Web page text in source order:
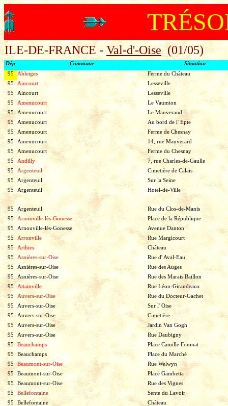
ILE-DE-FRANCE -Val-d'-Oise (01/05)
Dép Commune
Situation
95
Ableiges
Ferme du Château
95
Aincourt
Lesseville
95
Aincourt
Lesseville
95
Amenucourt
Le Vaumion
95
Amenucourt
Le Mauverand
95
Amenucourt
Au bord de l' Epte
95
Amenucourt
Ferme de Chesnay
95
Amenucourt
14, rue Mauverard
95
Amenucourt
Ferme du Chesnay
95
Andilly
7, rue Charles-de-Gaulle
95
Argenteuil
Cimetière de Calais
95
Argenteuil
Sur la Seine
95
Argenteuil Hotel-de-Ville
95 Argenteuil
Rue du Clos-de-Manis
95
Arnouville-lès-Gonesse
Place de la République
95
Arnouville-lès-Gonesse
Avenue Danton
95
Arronville
Rue Margicourt
95
Arthies
Château
95
Asnières-sur-Oise
Rue d' Aval-Eau
95
Asnières-sur-Oise
Rue des Auges
95
Asnières-sur-Oise
Rue des Marais Baillon
95
Attainville
Rue Léon-Giraudeaux
95
Auvers-sur-Oise
Rue du Docteur-Gachet
95
Auvers-sur-Oise
Sur l' Oise
95
Auvers-sur-Oise
Cimetière
95
Auvers-sur-Oise
Jardin Van Gogh
95
Auvers-sur-Oise
Rue Daubigny
95
Beauchamps
Place Camille Fouinat
95
Beauchamps
Place du Marché
95
Beaumont-sur-Oise
Rue Welwyn
95
Beaumont-sur-Oise
Place Gambetta
95
Beaumont-sur-Oise
Rue des Vignes
95
Bellefontaine
Sente du Lavoir
95
Bellefontaine
Château